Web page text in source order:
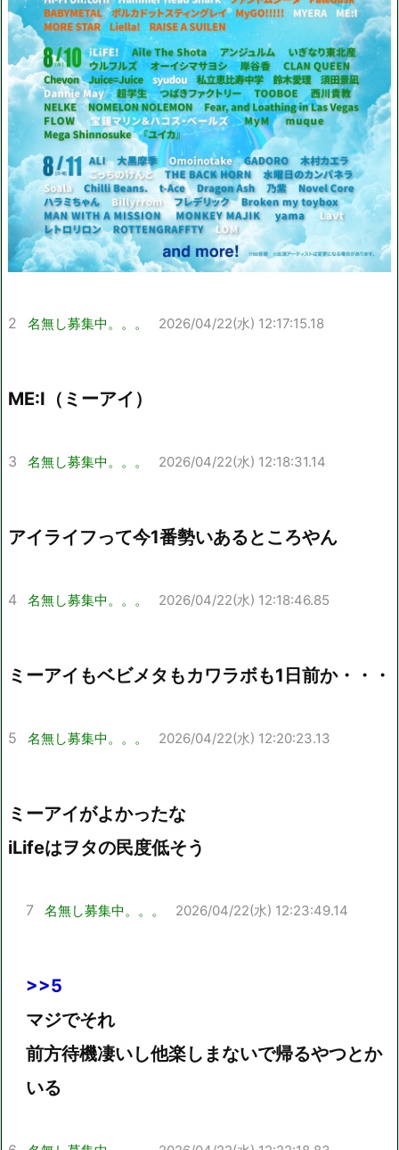
2 名無し募集中。。。 2026/04/22(水) 12:17:15.18
ME:I（ミーアイ）
3 名無し募集中。。。 2026/04/22(水) 12:18:31.14
アイライフって今1番勢いあるところやん
4 名無し募集中。。。 2026/04/22(水) 12:18:46.85
ミーアイもベビメタもカワラボも1日前か・・・
5 名無し募集中。。。 2026/04/22(水) 12:20:23.13
ミーアイがよかったな
iLifeはヲタの民度低そう
7 名無し募集中。。。 2026/04/22(水) 12:23:49.14
>>5
マジでそれ
前方待機凄いし他楽しまないで帰るやつとか
いる